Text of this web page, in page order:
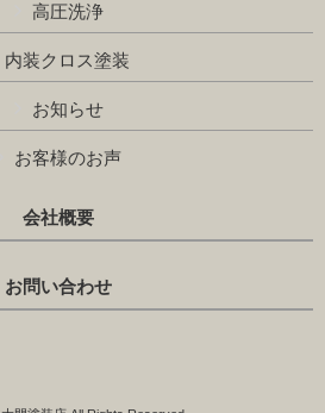
高圧洗浄
内装クロス塗装
お知らせ
お客様のお声
会社概要
お問い合わせ